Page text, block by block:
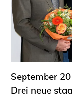
September
Drei neue